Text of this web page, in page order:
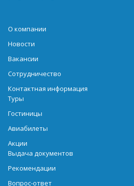
О компании
Новости
Вакансии
Сотрудничество
Контактная информация
Туры
Гостиницы
Авиабилеты
Акции
Выдача документов
Рекомендации
Вопрос-ответ